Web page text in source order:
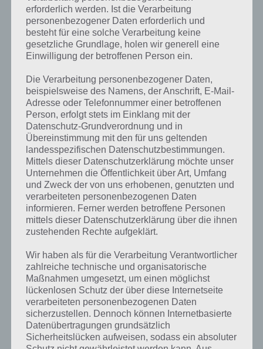
Trommeln
Trommeln ist die Lösung für das tägliche Rätsel am 25.9.2020 in 4
Bilder 1 Wort, doch welche Bedeutung hat dieses eigentlich und was
gibt es dazu zu wissen? Passt das Wort auch zu Kenia? Zu
bestimmten Lösungen präsentieren wir daher auch immer eine
kurze Begriffserklärung!
erforderlich werden. Ist die Verarbeitung
personenbezogener Daten erforderlich und
besteht für eine solche Verarbeitung keine
gesetzliche Grundlage, holen wir generell eine
Einwilligung der betroffenen Person ein.
Die Verarbeitung personenbezogener Daten,
beispielsweise des Namens, der Anschrift, E-Mail-
Adresse oder Telefonnummer einer betroffenen
Person, erfolgt stets im Einklang mit der
Datenschutz-Grundverordnung und in
Übereinstimmung mit den für uns geltenden
landesspezifischen Datenschutzbestimmungen.
Mittels dieser Datenschutzerklärung möchte unser
Unternehmen die Öffentlichkeit über Art, Umfang
und Zweck der von uns erhobenen, genutzten und
verarbeiteten personenbezogenen Daten
informieren. Ferner werden betroffene Personen
mittels dieser Datenschutzerklärung über die ihnen
zustehenden Rechte aufgeklärt.
Wir haben als für die Verarbeitung Verantwortlicher
zahlreiche technische und organisatorische
Maßnahmen umgesetzt, um einen möglichst
lückenlosen Schutz der über diese Internetseite
verarbeiteten personenbezogenen Daten
sicherzustellen. Dennoch können Internetbasierte
Datenübertragungen grundsätzlich
Sicherheitslücken aufweisen, sodass ein absoluter